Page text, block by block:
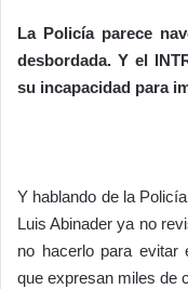
La Policía parece
desbordada. Y el
su incapacidad para
Y hablando de la
Luis Abinader ya no
no hacerlo para evitar
que expresan miles de